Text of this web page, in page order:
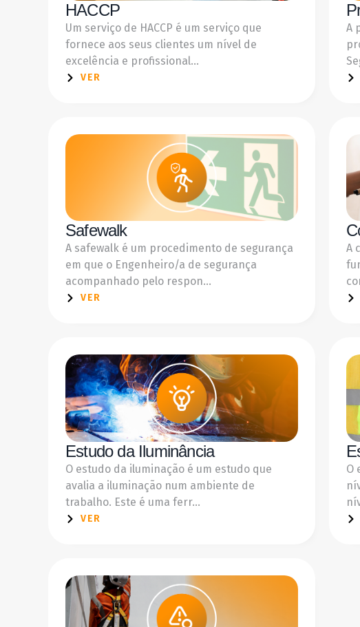
HACCP
Um serviço de HACCP é um serviço que
fornece aos seus clientes um nível de
excelência e profissional...
VER
A
Safewalk
A safewalk é um procedimento de segurança
em que o Engenheiro/a de segurança
acompanhado pelo respon...
VER
A
Estudo da Iluminância
O estudo da iluminação é um estudo que
avalia a iluminação num ambiente de
trabalho. Este é uma ferr...
VER
O